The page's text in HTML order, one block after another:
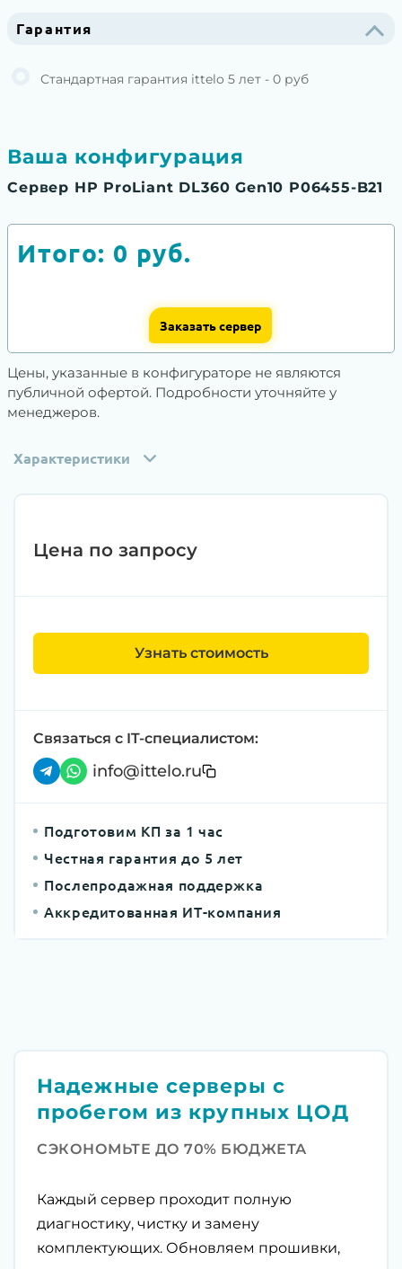
Гарантия
Стандартная гарантия ittelo 5 лет - 0 руб
Ваша конфигурация
Сервер HP ProLiant DL360 Gen10 P06455-B21
Итого: 0 руб.
Заказать сервер
Цены, указанные в конфигураторе не являются
публичной офертой. Подробности уточняйте у
менеджеров.
Характеристики
Цена по запросу
Узнать стоимость
Связаться с IT-специалистом:
info@ittelo.ru
Подготовим КП за 1 час
Честная гарантия до 5 лет
Послепродажная поддержка
Аккредитованная ИТ-компания
Надежные серверы с
пробегом из крупных ЦОД
СЭКОНОМЬТЕ ДО 70% БЮДЖЕТА
Каждый сервер проходит полную
диагностику, чистку и замену
комплектующих. Обновляем прошивки,